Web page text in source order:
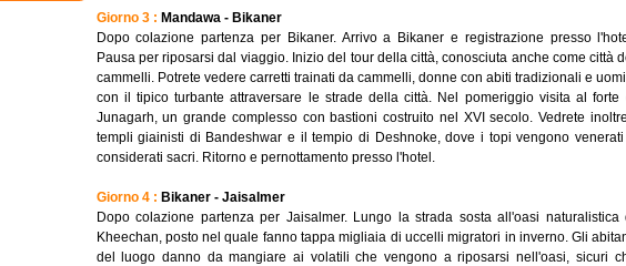
Giorno 3 : Mandawa - Bikaner
Dopo colazione partenza per Bikaner. Arrivo a Bikaner e registrazione presso
Pausa per riposarsi dal viaggio. Inizio del tour della città, conosciuta anche come città
cammelli. Potrete vedere carretti trainati da cammelli, donne con abiti tradizionali e
con il tipico turbante attraversare le strade della città. Nel pomeriggio visita al forte
Junagarh, un grande complesso con bastioni costruito nel XVI secolo. Vedrete
templi giainisti di Bandeshwar e il tempio di Deshnoke, dove i topi vengono venerati
considerati sacri. Ritorno e pernottamento presso l'hotel.
Giorno 4 : Bikaner - Jaisalmer
Dopo colazione partenza per Jaisalmer. Lungo la strada sosta all'oasi naturalistica
Kheechan, posto nel quale fanno tappa migliaia di uccelli migratori in inverno. Gli
del luogo danno da mangiare ai volatili che vengono a riposarsi nell'oasi, sicuri